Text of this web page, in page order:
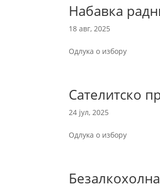
Набавка
18 авг, 2025
Одлука о избору
Сателитско
24 јул, 2025
Одлука о избору